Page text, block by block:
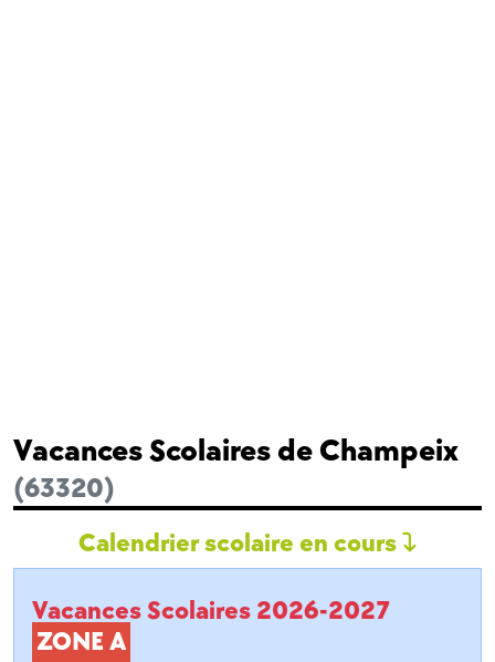
Vacances Scolaires de Champeix
(63320)
Calendrier scolaire en cours
Vacances Scolaires 2026-2027
ZONE A